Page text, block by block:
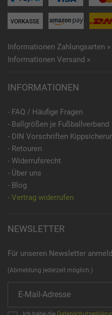
Informationen Zahlungsarten »
Informationen Versand »
INFORMATIONEN
- FAQ / Häufige Fragen
- Ballgrößen je Fußballverband
- DIN Vorschriften
- Retouren
- Widerrufsrecht
- Über uns
- Blog
- Vertrag widerrufen
NEWSLETTER
Für unseren Newsletter
(Abmeldung jederzeit möglich.)